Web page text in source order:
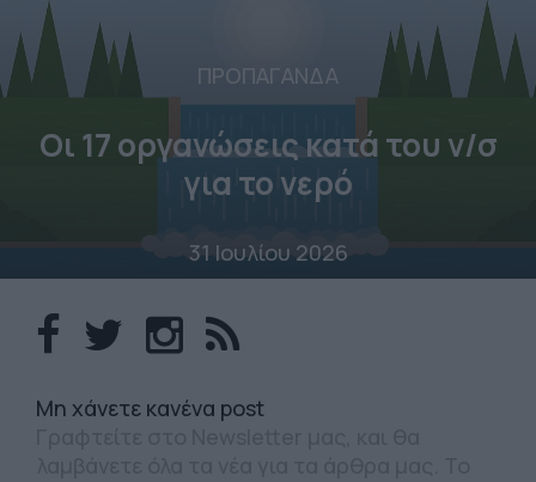
ΠΡΟΠΑΓΑΝΔΑ
Οι 17 οργανώσεις κατά του ν/σ
για το νερό
31 Ιουλίου 2026
Mη χάνετε κανένα post